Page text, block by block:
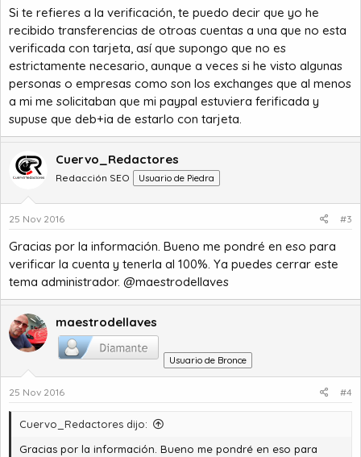
Si te refieres a la verificación, te puedo decir que yo he
recibido transferencias de otroas cuentas a una que no esta
verificada con tarjeta, así que supongo que no es
estrictamente necesario, aunque a veces si he visto algunas
personas o empresas como son los exchanges que al menos
a mi me solicitaban que mi paypal estuviera ferificada y
supuse que deb+ia de estarlo con tarjeta.
Cuervo_Redactores
Redacción SEO Usuario de Piedra
25 Nov 2016 #3
Gracias por la información. Bueno me pondré en eso para
verificar la cuenta y tenerla al 100%. Ya puedes cerrar este
tema administrador. @maestrodellaves
maestrodellaves
Usuario de Bronce
25 Nov 2016 #4
Cuervo_Redactores dijo:
Gracias por la información. Bueno me pondré en eso para